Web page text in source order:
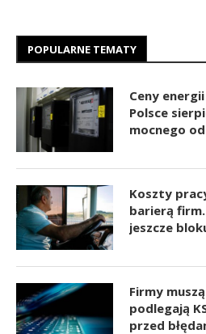
POPULARNE TEMATY
Ceny
Polsce
mocnego
Koszty
barierą firm.
jeszcze
Firmy
podlegają
przed